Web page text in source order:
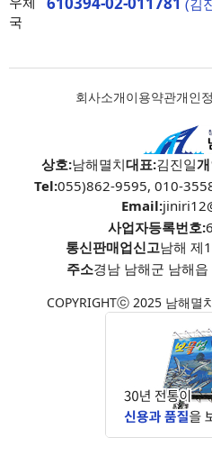
국
회사소개이용약관개인
상호:남해멸치대표:김진일
Tel:055)862-9595, 010-
Email:
사업자등록번호:
통신판매업신고남해 제
주소경남 남해군 남해
COPYRIGHTⓒ 2025 남해멸